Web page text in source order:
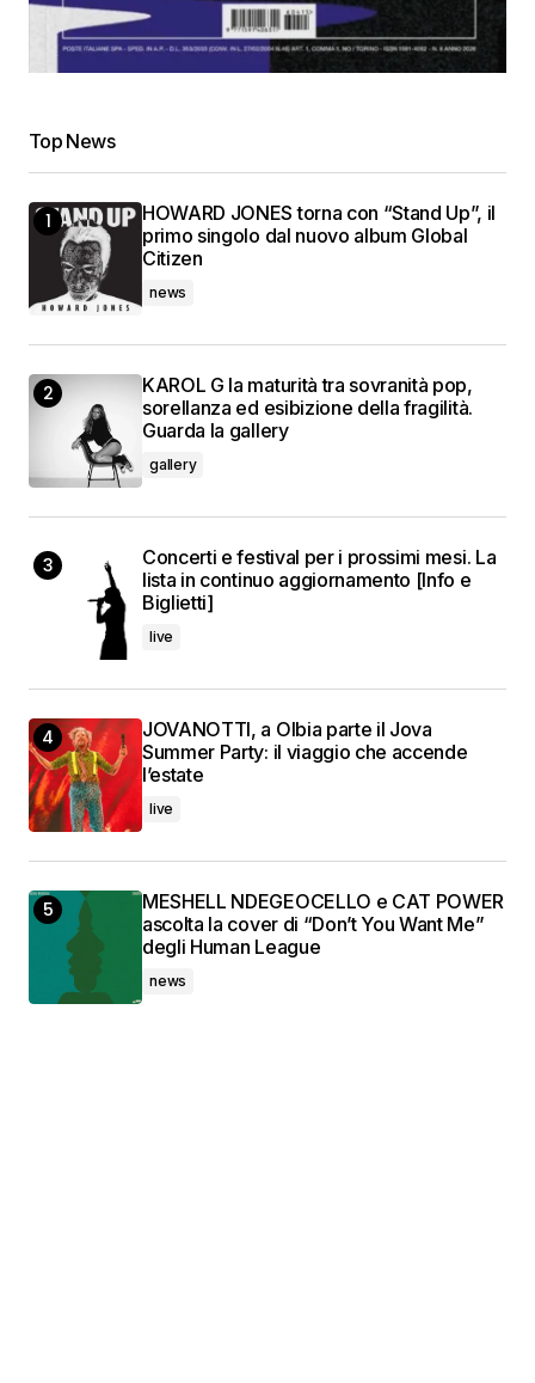
Top News
HOWARD JONES torna con “Stand Up”, il
primo singolo dal nuovo album Global
Citizen
news
KAROL G la maturità tra sovranità pop,
sorellanza ed esibizione della fragilità.
Guarda la gallery
gallery
Concerti e festival per i prossimi mesi. La
lista in continuo aggiornamento [Info e
Biglietti]
live
JOVANOTTI, a Olbia parte il Jova
Summer Party: il viaggio che accende
l’estate
live
MESHELL NDEGEOCELLO e CAT POWER
ascolta la cover di “Don’t You Want Me”
degli Human League
news